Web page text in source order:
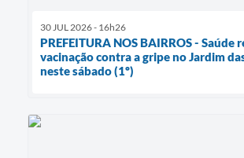
30 JUL 2026 - 16h26
PREFEITURA NOS BAIRROS - Saúde
vacinação contra a gripe no Jardim
neste sábado (1º)